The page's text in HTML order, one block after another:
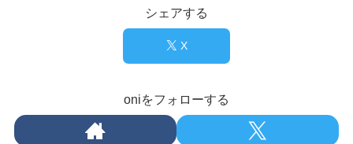
シェアする
X
oniをフォローする